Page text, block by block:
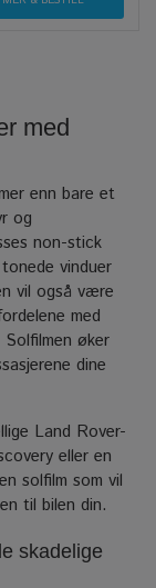
med
enn bare et
og
non-stick
vinduer
vil også være
med
Solfilmen øker
dine
Land Rover-
eller en
solfilm som vil
til bilen din.
skadelige